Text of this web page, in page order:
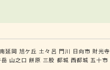
南延岡 旭ケ丘 土々呂 門川 日向市 財光寺
山之口 餅原 三股 都城 西都城 五十市